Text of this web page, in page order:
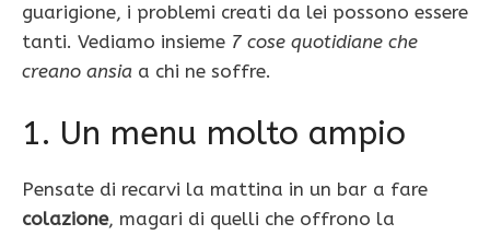
guarigione, i problemi creati da lei possono essere
tanti. Vediamo insieme 7 cose quotidiane che
creano ansia a chi ne soffre.
1. Un menu molto ampio
Pensate di recarvi la mattina in un bar a fare
colazione, magari di quelli che offrono la